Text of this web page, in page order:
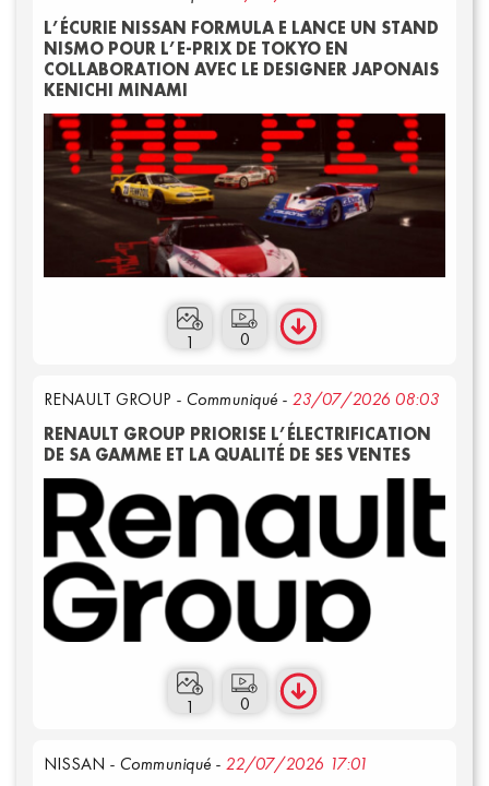
Vidéos
L’ÉCURIE NISSAN FORMULA E LANCE UN STAND
NISMO POUR L’E-PRIX DE TOKYO EN
COLLABORATION AVEC LE DESIGNER JAPONAIS
KENICHI MINAMI
0
1
RENAULT GROUP - Communiqué - 23/07/2026 08:03
RENAULT GROUP PRIORISE L’ÉLECTRIFICATION
DE SA GAMME ET LA QUALITÉ DE SES VENTES
0
1
NISSAN - Communiqué - 22/07/2026 17:01